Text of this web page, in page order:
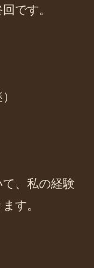
です。
、私の経験
す。